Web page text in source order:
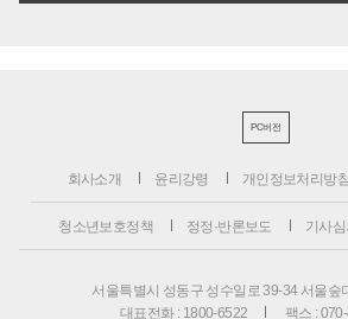
PC버전
회사소개 윤리강령 개인정보처리방침
청소년보호정책 정정·반론보도 기사
서울특별시 성동구 성수일로 39-34 서울숲
대표전화 : 1800-6522
팩스 :